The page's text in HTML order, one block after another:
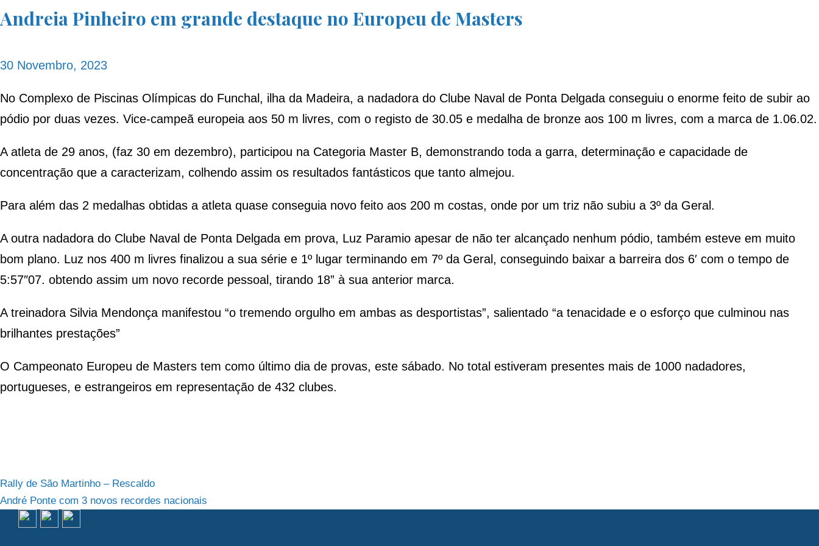
Andreia Pinheiro em grande destaque no Europeu de Masters
30 Novembro, 2023
No Complexo de Piscinas Olímpicas do Funchal, ilha da Madeira, a nadadora do Clube Naval de Ponta Delgada conseguiu o enorme feito de subir ao
pódio por duas vezes. Vice-campeã europeia aos 50 m livres, com o registo de 30.05 e medalha de bronze aos 100 m livres, com a marca de 1.06.02.
A atleta de 29 anos, (faz 30 em dezembro), participou na Categoria Master B, demonstrando toda a garra, determinação e capacidade de
concentração que a caracterizam, colhendo assim os resultados fantásticos que tanto almejou.
Para além das 2 medalhas obtidas a atleta quase conseguia novo feito aos 200 m costas, onde por um triz não subiu a 3º da Geral.
A outra nadadora do Clube Naval de Ponta Delgada em prova, Luz Paramio apesar de não ter alcançado nenhum pódio, também esteve em muito
bom plano. Luz nos 400 m livres finalizou a sua série e 1º lugar terminando em 7º da Geral, conseguindo baixar a barreira dos 6′ com o tempo de
5:57″07. obtendo assim um novo recorde pessoal, tirando 18” à sua anterior marca.
A treinadora Silvia Mendonça manifestou “o tremendo orgulho em ambas as desportistas”, salientado “a tenacidade e o esforço que culminou nas
brilhantes prestações”
O Campeonato Europeu de Masters tem como último dia de provas, este sábado. No total estiveram presentes mais de 1000 nadadores,
portugueses, e estrangeiros em representação de 432 clubes.
Navegação
de
Rally de São Martinho – Rescaldo
André Ponte com 3 novos recordes nacionais